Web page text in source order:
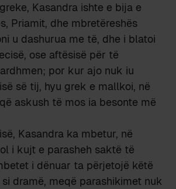
Kasandra ishte e bija e
Priamit, dhe mbretëreshës
u dashurua me të, dhe i blatoi
ose aftësisë për të
por kur ajo nuk iu
së tij, hyu grek e mallkoi, në
askush të mos ia besonte më
Kasandra ka mbetur, në
i kujt e parasheh saktë të
i dënuar ta përjetojë këtë
dramë, meqë parashikimet nuk